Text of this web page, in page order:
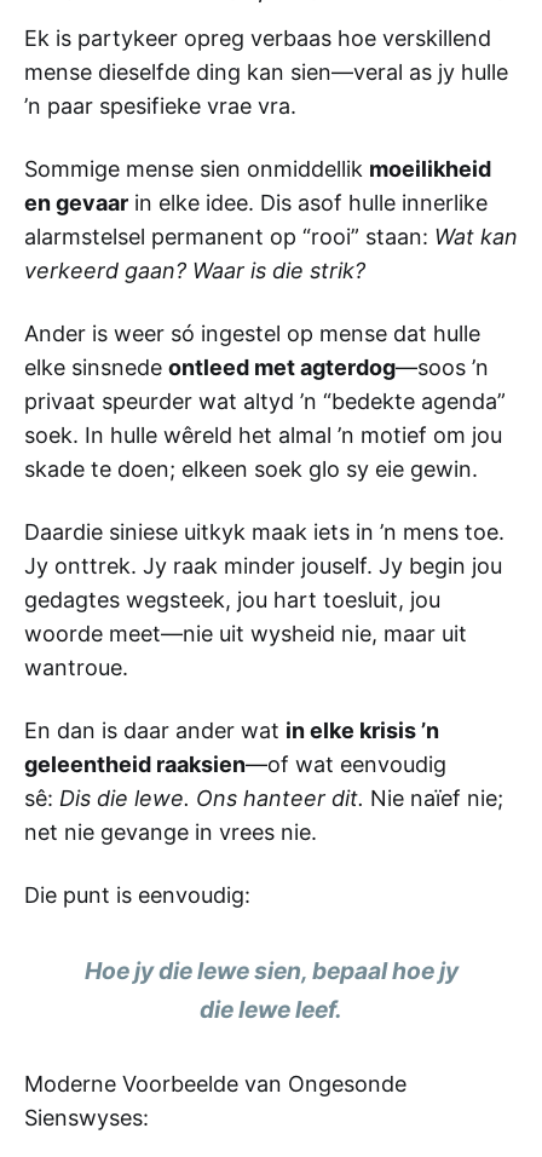
Ek is partykeer opreg verbaas hoe verskillend
mense dieselfde ding kan sien—veral as jy hulle
’n paar spesifieke vrae vra.
Sommige mense sien onmiddellik moeilikheid
en gevaar in elke idee. Dis asof hulle innerlike
alarmstelsel permanent op “rooi” staan: Wat kan
verkeerd gaan? Waar is die strik?
Ander is weer só ingestel op mense dat hulle
elke sinsnede ontleed met agterdog—soos ’n
privaat speurder wat altyd ’n “bedekte agenda”
soek. In hulle wêreld het almal ’n motief om jou
skade te doen; elkeen soek glo sy eie gewin.
Daardie siniese uitkyk maak iets in ’n mens toe.
Jy onttrek. Jy raak minder jouself. Jy begin jou
gedagtes wegsteek, jou hart toesluit, jou
woorde meet—nie uit wysheid nie, maar uit
wantroue.
En dan is daar ander wat in elke krisis ’n
geleentheid raaksien—of wat eenvoudig
sê: Dis die lewe. Ons hanteer dit. Nie naïef nie;
net nie gevange in vrees nie.
Die punt is eenvoudig:
Hoe jy die lewe sien, bepaal hoe jy
die lewe leef.
Moderne Voorbeelde van Ongesonde
Sienswyses: